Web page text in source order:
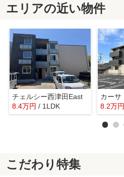
エリアの近い物件
チェルシー西津田East
8.4万円 / 1LDK
カー
8.2万円
こだわり特集